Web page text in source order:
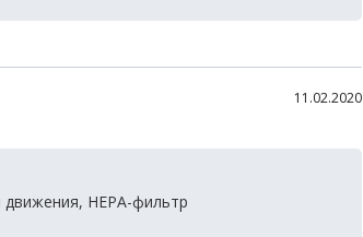
11.02.2020
движения, HEPA-фильтр